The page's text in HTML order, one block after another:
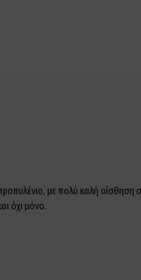
με πολύ καλή αίσθηση
όχι μόνο.